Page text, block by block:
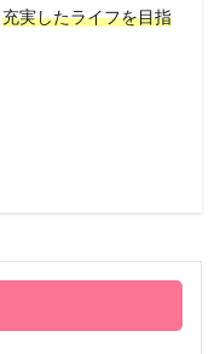
充実したライフを目指